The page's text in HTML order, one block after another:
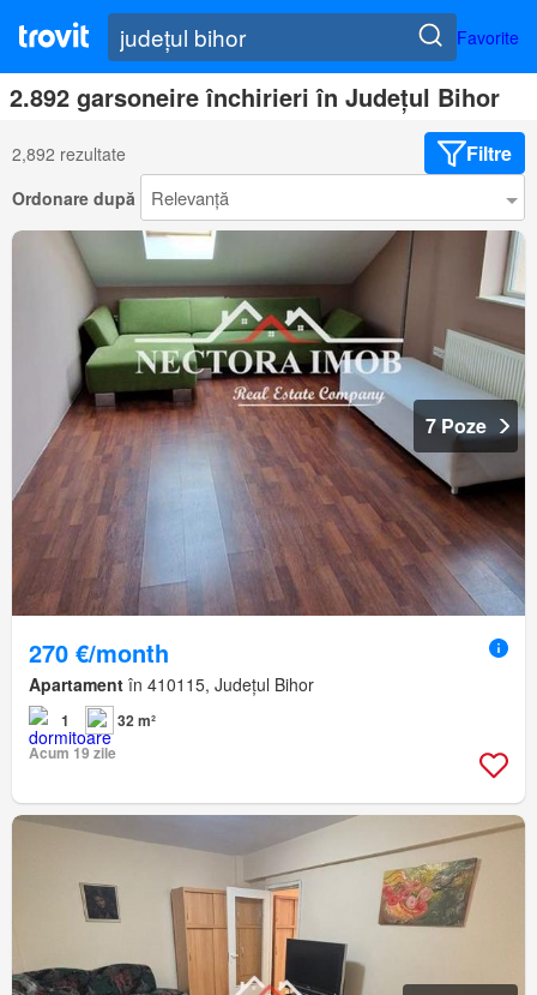
Favorite
2.892 garsoneire închirieri în Județul Bihor
2,892 rezultate Filtre
Ordonare după
7 Poze
270 €/month
Apartament în 410115, Județul Bihor
1
32 m²
Acum 19 zile